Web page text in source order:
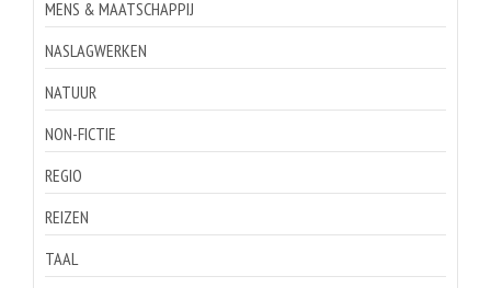
MENS & MAATSCHAPPIJ
NASLAGWERKEN
NATUUR
NON-FICTIE
REGIO
REIZEN
TAAL